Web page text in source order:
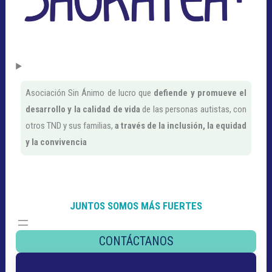
Asociación Sin Ánimo de lucro que defiende y promueve el
desarrollo y la calidad de vida de las personas autistas, con
otros TND y sus familias, a través de la inclusión, la equidad
y la convivencia
JUNTOS SOMOS MÁS FUERTES
CONTÁCTANOS